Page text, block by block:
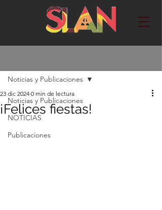
Noticias y Publicaciones
NOTICIAS
Publicaciones
Noticias y Publicaciones
¡Felices fiestas!
23 dic 2024 0 min de lectura